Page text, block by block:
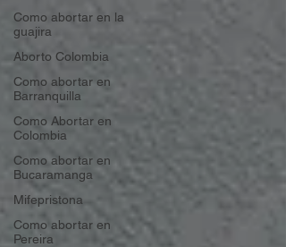
Como abortar en la
guajira
Aborto Colombia
Como abortar en
Barranquilla
Como Abortar en
Colombia
Como abortar en
Bucaramanga
Mifepristona
Como abortar en
Pereira